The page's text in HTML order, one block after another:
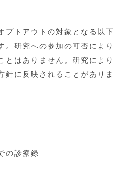
プトアウトの対象となる以下
。研究への参加の可否により
とはありません。研究により
針に反映されることがありま
の診療録